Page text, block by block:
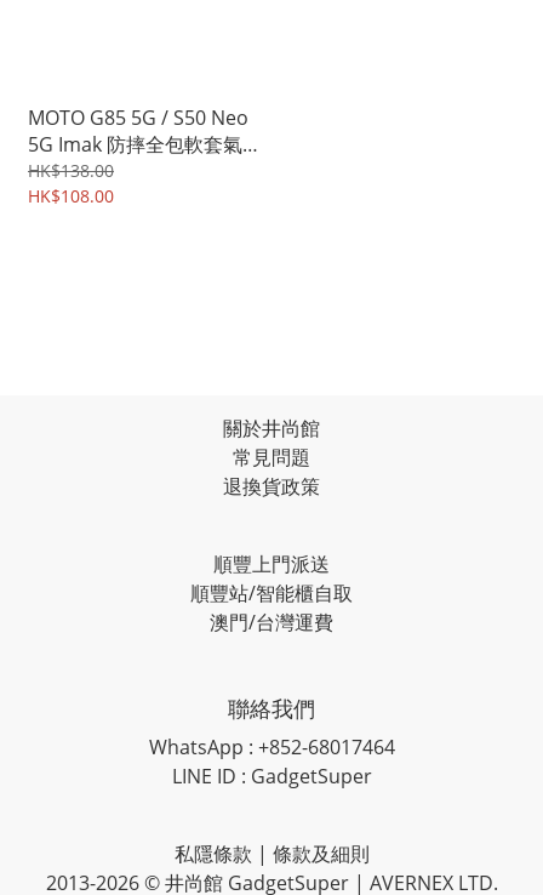
MOTO G85 5G / S50 Neo
5G Imak 防摔全包軟套氣囊
版 保護軟套 手機軟殼Case
5245A
HK$138.00
HK$108.00
關於井尚館
常見問題
退換貨政策
順豐上門派送
順豐站/智能櫃自取
澳門/台灣運費
聯絡我們
WhatsApp : +852-68017464
LINE ID : GadgetSuper
私隱條款 | 條款及細則
2013-2026 © 井尚館 GadgetSuper | AVERNEX LTD.